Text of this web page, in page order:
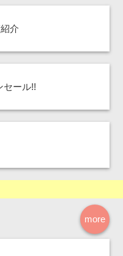
介
セール!!
more